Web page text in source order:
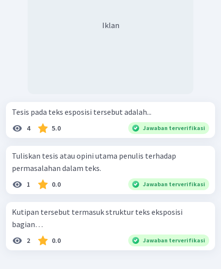
Iklan
Tesis pada teks esposisi tersebut adalah...
4 5.0 Jawaban terverifikasi
Tuliskan tesis atau opini utama penulis terhadap
permasalahan dalam teks.
1 0.0 Jawaban terverifikasi
Kutipan tersebut termasuk struktur teks eksposisi
bagian…
2 0.0 Jawaban terverifikasi